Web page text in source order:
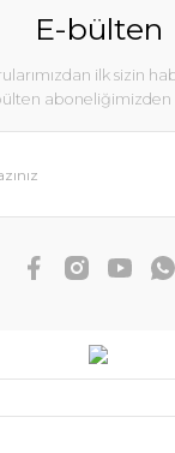
E-bülten
ilk sizin
aboneliğimizden